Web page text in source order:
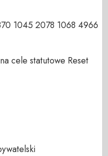
1045 2078 1068 4966
cele statutowe Reset